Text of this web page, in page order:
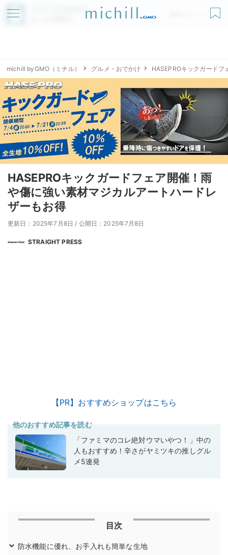
アプリでmichillが
無料ダウンロード
michill byGMO（ミチル） グルメ・おでかけ HASEPROキックガード
HASEPROキックガードフェア開催！雨
や傷に強い素材マジカルアートハードレ
ザーもお得
更新日：2025年7月8日 / 公開日：2025年7月8日
STRAIGHT PRESS
【PR】おすすめショップはこちら
他のおすすめ記事を読む
「ファミマのコレ絶対ウマいやつ！」中の
人もおすすめ！辛さがヤミツキの推しグル
メ5連発
目次
防水機能に優れ、お手入れも簡単な生地